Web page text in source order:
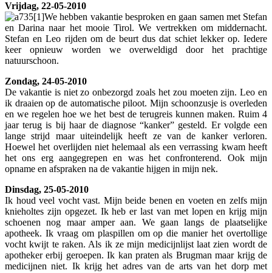
Vrijdag, 22-05-2010
We hebben vakantie besproken en gaan samen met Stefan
en Darina naar het mooie Tirol. We vertrekken om middernacht.
Stefan en Leo rijden om de beurt dus dat schiet lekker op. Iedere
keer opnieuw worden we overweldigd door het prachtige
natuurschoon.
Zondag, 24-05-2010
De vakantie is niet zo onbezorgd zoals het zou moeten zijn. Leo en
ik draaien op de automatische piloot. Mijn schoonzusje is overleden
en we regelen hoe we het best de terugreis kunnen maken. Ruim 4
jaar terug is bij haar de diagnose “kanker” gesteld. Er volgde een
lange strijd maar uiteindelijk heeft ze van de kanker verloren.
Hoewel het overlijden niet helemaal als een verrassing kwam heeft
het ons erg aangegrepen en was het confronterend. Ook mijn
opname en afspraken na de vakantie hijgen in mijn nek.
Dinsdag, 25-05-2010
Ik houd veel vocht vast. Mijn beide benen en voeten en zelfs mijn
knieholtes zijn opgezet. Ik heb er last van met lopen en krijg mijn
schoenen nog maar amper aan. We gaan langs de plaatselijke
apotheek. Ik vraag om plaspillen om op die manier het overtollige
vocht kwijt te raken. Als ik ze mijn medicijnlijst laat zien wordt de
apotheker erbij geroepen. Ik kan praten als Brugman maar krijg de
medicijnen niet. Ik krijg het adres van de arts van het dorp met